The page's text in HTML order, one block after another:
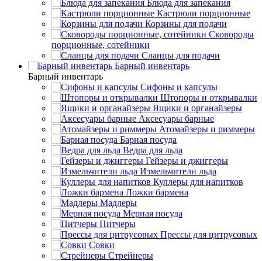
Блюда для запекания
Кастрюли порционные
Корзины для подачи
Сковороды
порционные, сотейники
Сланцы для подачи
Барный инвентарь
Барный инвентарь
Сифоны и капсулы
Штопоры и открывалки
Ящики и органайзеры
Аксесуары барные
Атомайзеры и риммеры
Барная посуда
Ведра для льда
Гейзеры и джиггеры
Измельчители льда
Куллеры для напитков
Ложки бармена
Мадлеры
Мерная посуда
Питчеры
Прессы для цитрусовых
Совки
Стрейнеры